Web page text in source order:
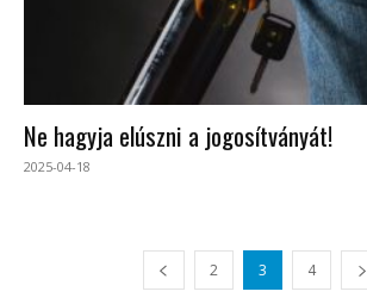
Ne hagyja elúszni a jogosítványát!
2025-04-18
2 3 4